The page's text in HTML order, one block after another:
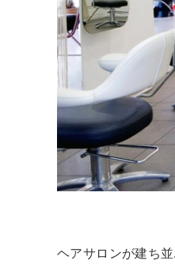
ヘアサロンが建ち